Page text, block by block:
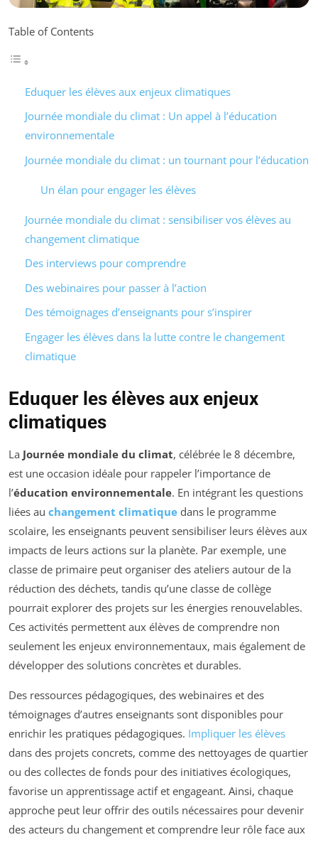
Table of Contents
Eduquer les élèves aux enjeux climatiques
Journée mondiale du climat : Un appel à l’éducation
environnementale
Journée mondiale du climat : un tournant pour l’éducation
Un élan pour engager les élèves
Journée mondiale du climat : sensibiliser vos élèves au
changement climatique
Des interviews pour comprendre
Des webinaires pour passer à l’action
Des témoignages d’enseignants pour s’inspirer
Engager les élèves dans la lutte contre le changement
climatique
Eduquer les élèves aux enjeux
climatiques
La Journée mondiale du climat, célébrée le 8 décembre,
est une occasion idéale pour rappeler l’importance de
l’éducation environnementale. En intégrant les questions
liées au changement climatique dans le programme
scolaire, les enseignants peuvent sensibiliser leurs élèves aux
impacts de leurs actions sur la planète. Par exemple, une
classe de primaire peut organiser des ateliers autour de la
réduction des déchets, tandis qu’une classe de collège
pourrait explorer des projets sur les énergies renouvelables.
Ces activités permettent aux élèves de comprendre non
seulement les enjeux environnementaux, mais également de
développer des solutions concrètes et durables.
Des ressources pédagogiques, des webinaires et des
témoignages d’autres enseignants sont disponibles pour
enrichir les pratiques pédagogiques. Impliquer les élèves
dans des projets concrets, comme des nettoyages de quartier
ou des collectes de fonds pour des initiatives écologiques,
favorise un apprentissage actif et engageant. Ainsi, chaque
approche peut leur offrir des outils nécessaires pour devenir
des acteurs du changement et comprendre leur rôle face aux